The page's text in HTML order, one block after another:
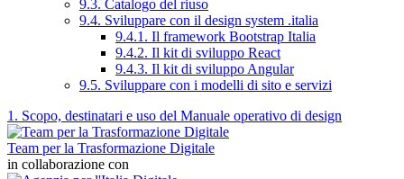
9.3. Catalogo del riuso
9.4. Sviluppare con il design system .italia
9.4.1. Il framework Bootstrap Italia
9.4.2. Il kit di sviluppo React
9.4.3. Il kit di sviluppo Angular
9.5. Sviluppare con i modelli di sito e servizi
1. Scopo, destinatari e uso del Manuale operativo di design
Team per la Trasformazione Digitale
in collaborazione con